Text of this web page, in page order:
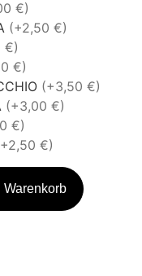
€)
(+2,50 €)
€)
€)
(+3,50 €)
(+3,00 €)
€)
€)
Warenkorb